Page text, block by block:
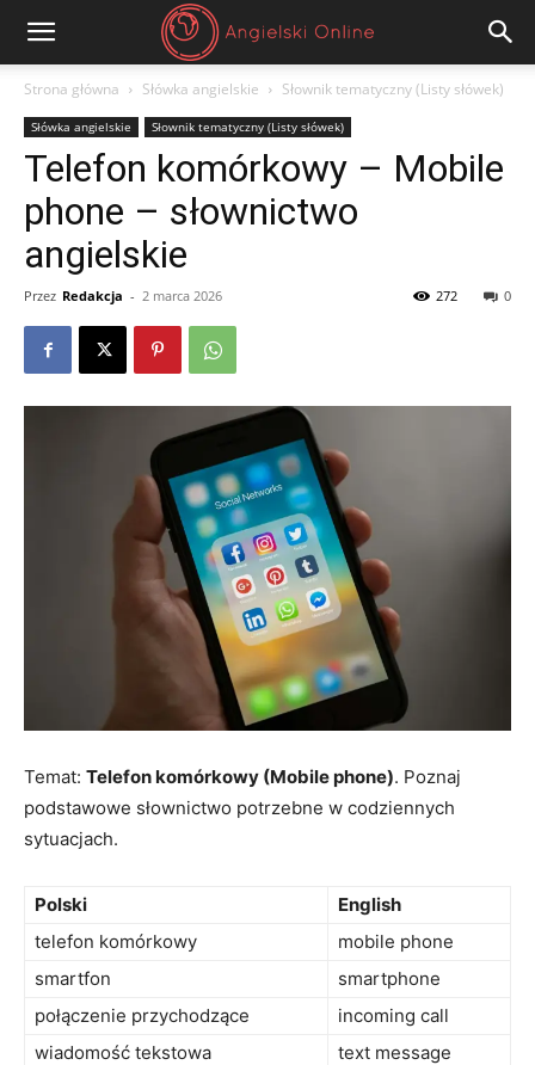
Angielski
Online
Strona główna Słówka angielskie Słownik tematyczny (Listy słówek)
Słówka angielskie Słownik tematyczny (Listy słówek)
Telefon komórkowy – Mobile
phone – słownictwo
angielskie
Przez Redakcja - 2 marca 2026 0
272
Temat: Telefon komórkowy (Mobile phone). Poznaj
podstawowe słownictwo potrzebne w codziennych
sytuacjach.
Polski
English
telefon komórkowy
mobile phone
smartfon
smartphone
połączenie przychodzące
incoming call
wiadomość tekstowa
text message